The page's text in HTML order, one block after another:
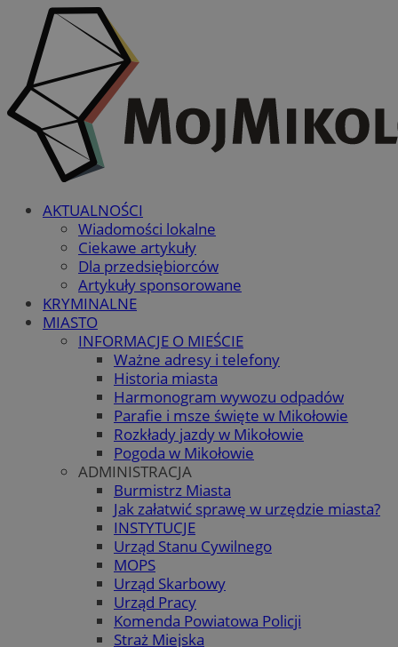
AKTUALNOŚCI
Wiadomości lokalne
Ciekawe artykuły
Dla przedsiębiorców
Artykuły sponsorowane
KRYMINALNE
MIASTO
INFORMACJE O MIEŚCIE
Ważne adresy i telefony
Historia miasta
Harmonogram wywozu odpadów
Parafie i msze święte w Mikołowie
Rozkłady jazdy w Mikołowie
Pogoda w Mikołowie
ADMINISTRACJA
Burmistrz Miasta
Jak załatwić sprawę w urzędzie miasta?
INSTYTUCJE
Urząd Stanu Cywilnego
MOPS
Urząd Skarbowy
Urząd Pracy
Komenda Powiatowa Policji
Straż Miejska